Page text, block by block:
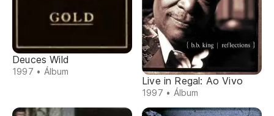
Deuces Wild
1997 • Álbum
Live in Regal: Ao Vivo
1997 • Álbum